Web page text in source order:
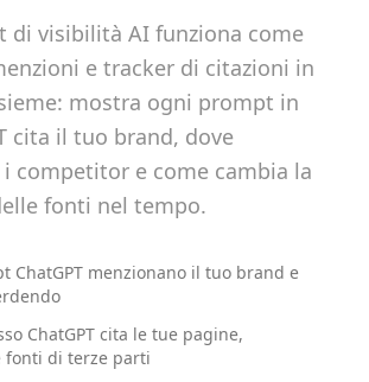
di visibilità AI funziona come
e tracker di citazioni in
mostra ogni prompt in
cita il tuo brand, dove
competitor e come cambia la
fonti nel tempo.
ChatGPT menzionano il tuo brand e
ChatGPT cita le tue pagine,
fonti di terze parti